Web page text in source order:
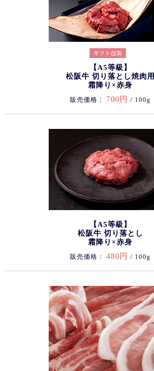
【A5等級】
松阪牛 切り落とし焼肉用
霜降り×赤身
販売価格： 700円 / 100g
【A5等級】
松阪牛 切り落とし
霜降り×赤身
販売価格： 480円 / 100g